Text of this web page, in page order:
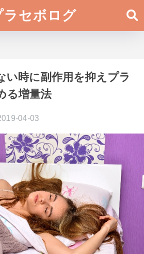
ラセボログ
い時に副作用を抑えプラ
る増量法
04-03